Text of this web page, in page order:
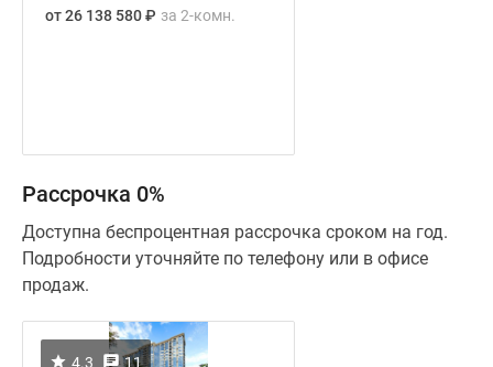
от 26 138 580₽ за 2-комн.
Рассрочка 0%
Доступна беспроцентная рассрочка сроком на год.
Подробности уточняйте по телефону или в офисе
продаж.
4.3 11